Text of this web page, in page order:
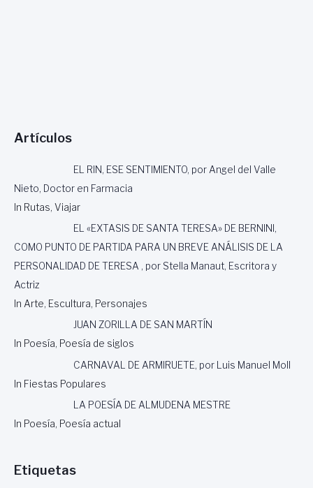
Artículos
EL RIN, ESE SENTIMIENTO, por Angel del Valle
Nieto, Doctor en Farmacia
In Rutas, Viajar
EL «EXTASIS DE SANTA TERESA» DE BERNINI,
COMO PUNTO DE PARTIDA PARA UN BREVE ANÁLISIS DE LA
PERSONALIDAD DE TERESA , por Stella Manaut, Escritora y
Actriz
In Arte, Escultura, Personajes
JUAN ZORILLA DE SAN MARTÍN
In Poesía, Poesía de siglos
CARNAVAL DE ARMIRUETE, por Luis Manuel Moll
In Fiestas Populares
LA POESÍA DE ALMUDENA MESTRE
In Poesía, Poesía actual
Etiquetas